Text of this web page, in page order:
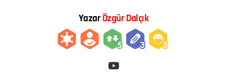
YazarÖzgür Dalçık